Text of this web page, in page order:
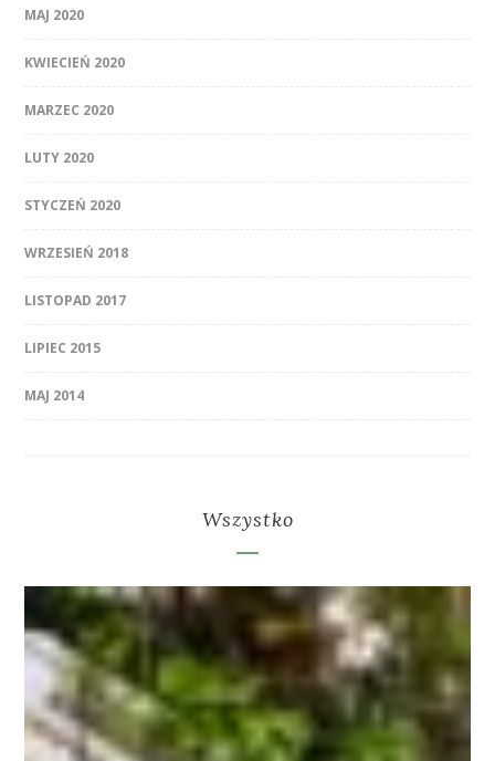
MAJ 2020
KWIECIEŃ 2020
MARZEC 2020
LUTY 2020
STYCZEŃ 2020
WRZESIEŃ 2018
LISTOPAD 2017
LIPIEC 2015
MAJ 2014
Wszystko